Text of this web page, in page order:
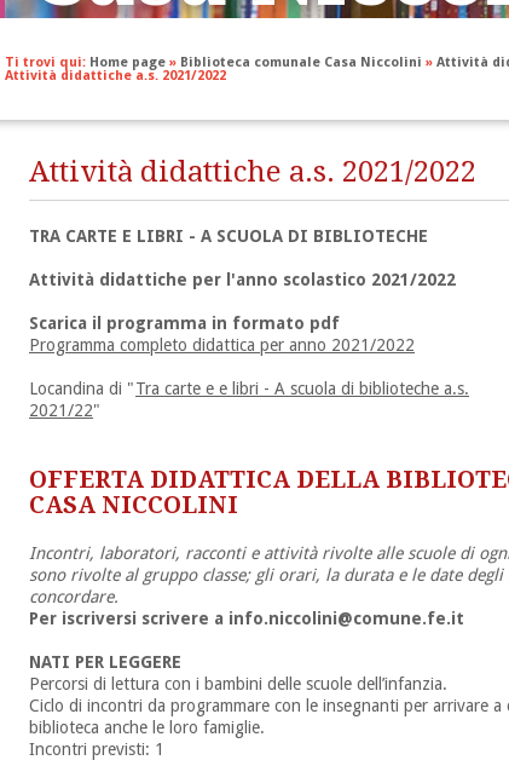
Ti trovi qui: Home page » Biblioteca comunale Casa Niccolini » Attività
Attività didattiche a.s. 2021/2022
Attività didattiche a.s. 2021/2022
TRA CARTE E LIBRI - A SCUOLA DI BIBLIOTECHE
Attività didattiche per l'anno scolastico 2021/2022
Scarica il programma in formato pdf
Programma completo didattica per anno 2021/2022
Locandina di "Tra carte e e libri - A scuola di biblioteche a.s.
2021/22"
OFFERTA DIDATTICA DELLA
CASA NICCOLINI
Incontri, laboratori, racconti e attività rivolte alle scuole di
sono rivolte al gruppo classe; gli orari, la durata e le date
concordare.
Per iscriversi scrivere a info.niccolini@comune.fe.it
NATI PER LEGGERE
Percorsi di lettura con i bambini delle scuole dell’infanzia.
Ciclo di incontri da programmare con le insegnanti per arrivare a
biblioteca anche le loro famiglie.
Incontri previsti: 1
Via Romiti, 13 – 44121 Ferrara
info.niccolini@comune.fe.it